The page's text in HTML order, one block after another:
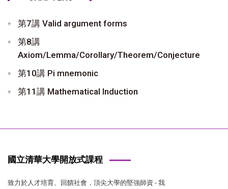
第7講 Valid argument forms
第8講
Axiom/Lemma/Corollary/Theorem/Conjecture
第10講 Pi mnemonic
第11講 Mathematical Induction
國立清華大學開放式課程
致力於人才培育、回饋社會，頂尖大學的堅強師資 - 我